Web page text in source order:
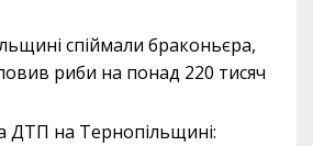
спіймали браконьєра,
риби на понад 220 тисяч
ДТП на Тернопільщині: